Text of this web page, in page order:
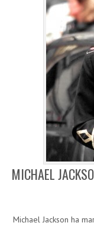
MICHAEL
Michael Jackson ha